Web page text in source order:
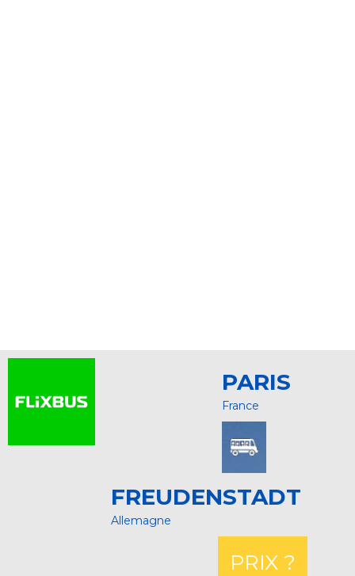
PARIS
France
FREUDENSTADT
Allemagne
PRIX ?